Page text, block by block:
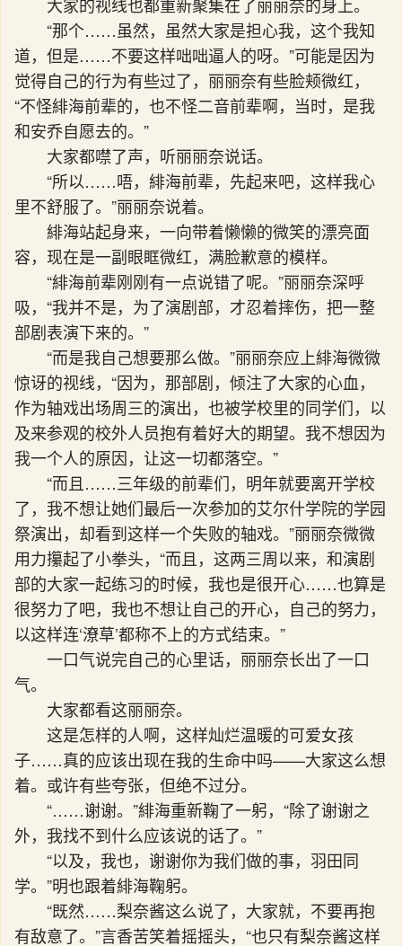
大家的视线也都重新聚集在了丽丽奈的身上。
“那个……虽然，虽然大家是担心我，这个我知
道，但是……不要这样咄咄逼人的呀。”可能是因为
觉得自己的行为有些过了，丽丽奈有些脸颊微红，
“不怪緋海前辈的，也不怪二音前辈啊，当时，是我
和安乔自愿去的。”
大家都噤了声，听丽丽奈说话。
“所以……唔，緋海前辈，先起来吧，这样我心
里不舒服了。”丽丽奈说着。
緋海站起身来，一向带着懒懒的微笑的漂亮面
容，现在是一副眼眶微红，满脸歉意的模样。
“緋海前辈刚刚有一点说错了呢。”丽丽奈深呼
吸，“我并不是，为了演剧部，才忍着摔伤，把一整
部剧表演下来的。”
“而是我自己想要那么做。”丽丽奈应上緋海微微
惊讶的视线，“因为，那部剧，倾注了大家的心血，
作为轴戏出场周三的演出，也被学校里的同学们，以
及来参观的校外人员抱有着好大的期望。我不想因为
我一个人的原因，让这一切都落空。”
“而且……三年级的前辈们，明年就要离开学校
了，我不想让她们最后一次参加的艾尔什学院的学园
祭演出，却看到这样一个失败的轴戏。”丽丽奈微微
用力攥起了小拳头，“而且，这两三周以来，和演剧
部的大家一起练习的时候，我也是很开心……也算是
很努力了吧，我也不想让自己的开心，自己的努力，
以这样连‘潦草’都称不上的方式结束。”
一口气说完自己的心里话，丽丽奈长出了一口
气。
大家都看这丽丽奈。
这是怎样的人啊，这样灿烂温暖的可爱女孩
子……真的应该出现在我的生命中吗——大家这么想
着。或许有些夸张，但绝不过分。
“……谢谢。”緋海重新鞠了一躬，“除了谢谢之
外，我找不到什么应该说的话了。”
“以及，我也，谢谢你为我们做的事，羽田同
学。”明也跟着緋海鞠躬。
“既然……梨奈酱这么说了，大家就，不要再抱
有敌意了。”言香苦笑着摇摇头，“也只有梨奈酱这样